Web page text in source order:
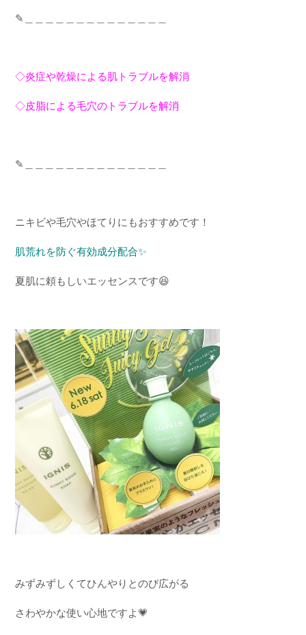
✎
◇炎症や乾燥による肌トラブルを解消
◇皮脂による毛穴のトラブルを解消
✎
ニキビや毛穴やほてりにもおすすめです！
肌荒れを防ぐ有効成分配合✨
夏肌に頼もしいエッセンスです😆
みずみずしくてひんやりとのび広がる
さわやかな使い心地ですよ 💗